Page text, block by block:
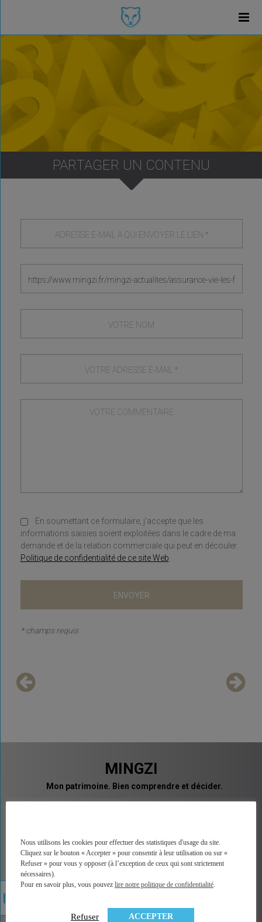
PARTAGER UN CONTENU
En soumettant ce formulaire, j'accepte que les
informations saisies soient exploitées dans le cadre de ma
demande et de la relation commerciale qui peut en découler.
Politique de confidentialité de ce site Web
* champs requis
MINGZI
Mon patrimoine. Bien comprendre et décider.
direct à la bonne information, à une analyse factuelle
de plus de 350 contrats du marché, et sans arrière
pensée car MINGZI ne vend ni conseil ni placement.
MINGZI existe pour éclairer votre route, pour vous
rendre le choix et la décision plus faciles et plus
sereins.
Nous utilisons les cookies pour effectuer des statistiques d'usage du site.
Cliquez sur le bouton « Accepter » pour consentir à leur utilisation ou sur «
Refuser » pour vous y opposer (à l’exception de ceux qui sont strictement
nécessaires).
Pour en savoir plus, vous pouvez lire notre politique de confidentialité
Refuser ACCEPTER